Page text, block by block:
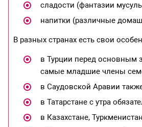
сладости (фантазии
напитки (различные
В разных странах есть свои
в Турции перед основным
самые младшие члены
в Саудовской Аравии
в Татарстане с утра
в Казахстане,